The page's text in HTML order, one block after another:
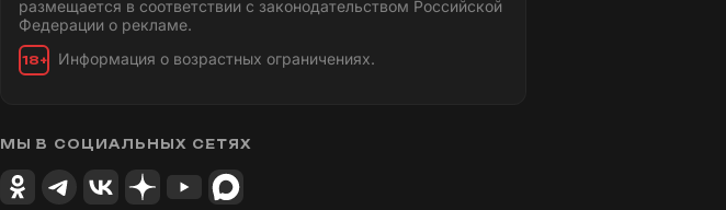
размещается в соответствии с законодательством Российской
Федерации о рекламе.
18+ Информация о возрастных ограничениях.
МЫ В СОЦИАЛЬНЫХ СЕТЯХ